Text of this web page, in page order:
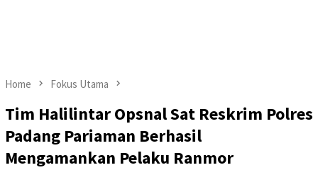
Home Fokus Utama
Tim Halilintar Opsnal Sat Reskrim Polres
Padang Pariaman Berhasil
Mengamankan Pelaku Ranmor